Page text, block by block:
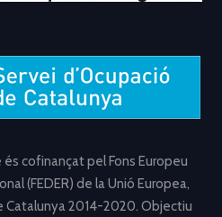
és cofinançat pel Fons Europeu
(FEDER) de la Unió Europea,
Catalunya 2014-2020. Objectiu